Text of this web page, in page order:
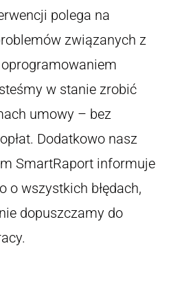
polega na
związanych z
w stanie zrobić
umowy – bez
Dodatkowo nasz
SmartRaport informuje
o wszystkich błędach,
dopuszczamy do